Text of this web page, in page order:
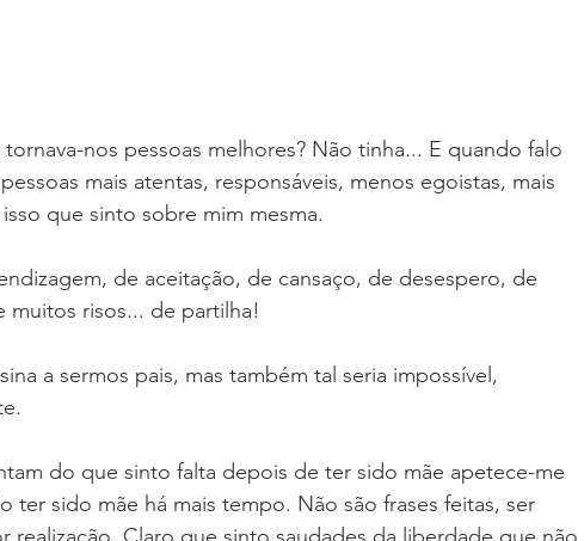
nos pessoas melhores? Não tinha... E quando falo
mais atentas, responsáveis, menos egoistas, mais
que sinto sobre mim mesma.
de aceitação, de cansaço, de desespero, de
risos... de partilha!
a sermos pais, mas também tal seria impossível,
do que sinto falta depois de ter sido mãe apetece-me
ter sido mãe há mais tempo. Não são frases feitas, ser